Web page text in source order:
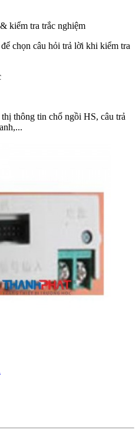
kiểm tra trắc nghiệm
chọn câu hỏi trả lời khi kiểm tra
thông tin chổ ngồi HS, câu trả